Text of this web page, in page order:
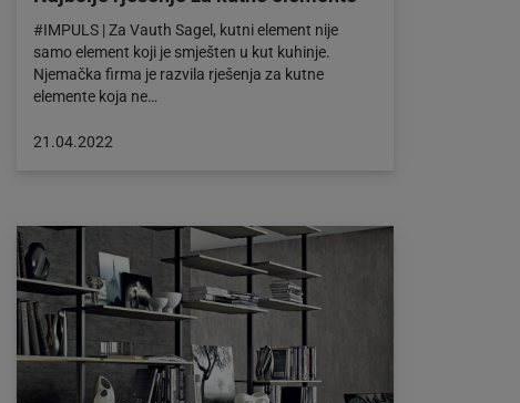
#IMPULS | Za Vauth Sagel, kutni element nije
samo element koji je smješten u kut kuhinje.
Njemačka firma je razvila rješenja za kutne
elemente koja ne…
Objava
21.04.2022